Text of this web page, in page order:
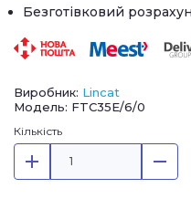
Безготівковий
Виробник: Lincat
Модель: FTC35E/6/0
Кількість